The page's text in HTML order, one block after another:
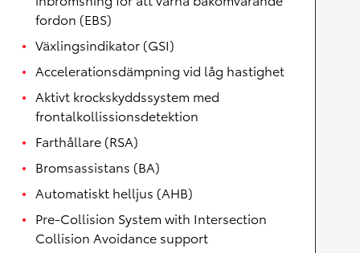
fordon (EBS)
Växlingsindikator (GSI)
Accelerationsdämpning vid låg hastighet
Aktivt krockskyddssystem med
frontalkollissionsdetektion
Farthållare (RSA)
Bromsassistans (BA)
Automatiskt helljus (AHB)
Pre-Collision System with Intersection
Collision Avoidance support